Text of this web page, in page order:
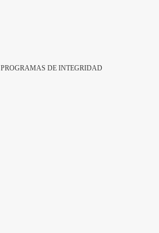
PROGRAMAS DE INTEGRIDAD